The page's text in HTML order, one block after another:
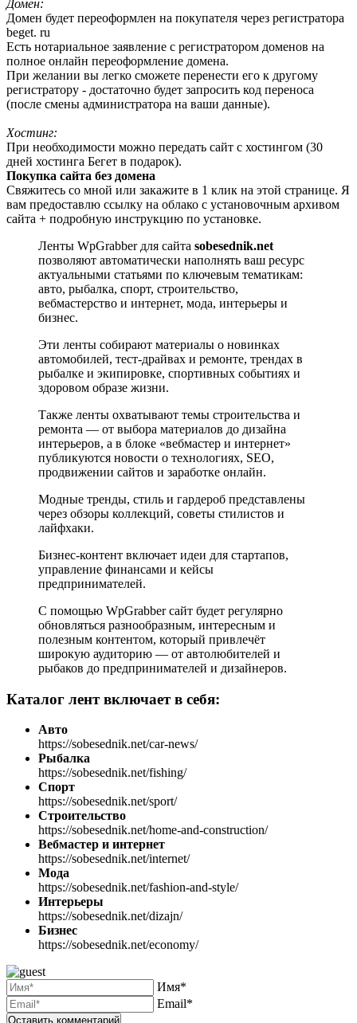
Домен:
Домен будет переоформлен на покупателя через регистратора
beget. ru
Есть нотариальное заявление с регистратором доменов на
полное онлайн переоформление домена.
При желании вы легко сможете перенести его к другому
регистратору - достаточно будет запросить код переноса
(после смены администратора на ваши данные).
Хостинг:
При необходимости можно передать сайт с хостингом (30
дней хостинга Бегет в подарок).
Покупка сайта без домена
Свяжитесь со мной или закажите в 1 клик на этой странице. Я
вам предоставлю ссылку на облако с установочным архивом
сайта + подробную инструкцию по установке.
Ленты WpGrabber для сайта sobesednik.net
позволяют автоматически наполнять ваш ресурс
актуальными статьями по ключевым тематикам:
авто, рыбалка, спорт, строительство,
вебмастерство и интернет, мода, интерьеры и
бизнес.
Эти ленты собирают материалы о новинках
автомобилей, тест-драйвах и ремонте, трендах в
рыбалке и экипировке, спортивных событиях и
здоровом образе жизни.
Также ленты охватывают темы строительства и
ремонта — от выбора материалов до дизайна
интерьеров, а в блоке «вебмастер и интернет»
публикуются новости о технологиях, SEO,
продвижении сайтов и заработке онлайн.
Модные тренды, стиль и гардероб представлены
через обзоры коллекций, советы стилистов и
лайфхаки.
Бизнес-контент включает идеи для стартапов,
управление финансами и кейсы
предпринимателей.
С помощью WpGrabber сайт будет регулярно
обновляться разнообразным, интересным и
полезным контентом, который привлечёт
широкую аудиторию — от автолюбителей и
рыбаков до предпринимателей и дизайнеров.
Каталог лент включает в себя:
Авто
https://sobesednik.net/car-news/
Рыбалка
https://sobesednik.net/fishing/
Спорт
https://sobesednik.net/sport/
Строительство
https://sobesednik.net/home-and-construction/
Вебмастер и интернет
https://sobesednik.net/internet/
Мода
https://sobesednik.net/fashion-and-style/
Интерьеры
https://sobesednik.net/dizajn/
Бизнес
https://sobesednik.net/economy/
Имя*
Email*